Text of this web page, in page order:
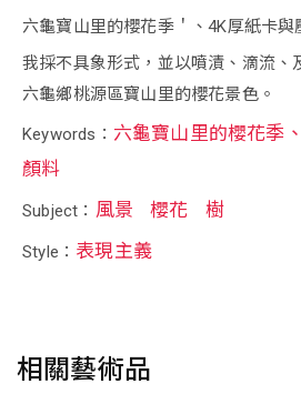
六龜寶山里的櫻花季＇、4K厚紙卡與
我採不具象形式，並以噴漬、滴流、
六龜鄉桃源區寶山里的櫻花景色。
Keywords： 六龜寶山里的櫻花季
顏料
Subject： 風景 櫻花 樹
Style： 表現主義
相關藝術品